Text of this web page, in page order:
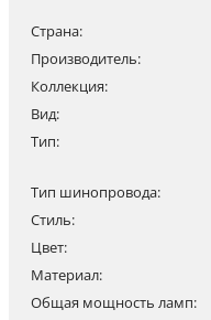
Страна:
Производитель:
Коллекция:
Вид:
Тип:
Тип шинопровода:
Стиль:
Цвет:
Материал:
Общая мощность ламп: